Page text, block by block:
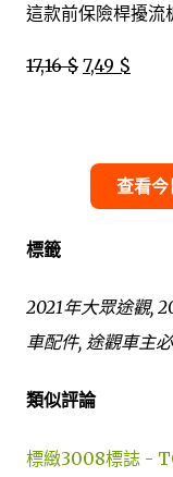
這款前保險桿擾流
17,16 $ 7,49 $
查看
標籤
2021年大眾途觀,
車配件, 途觀車主
類似評論
標緻3008標誌 -